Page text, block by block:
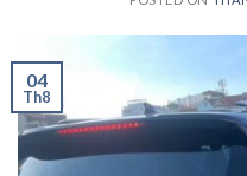
04
Th8